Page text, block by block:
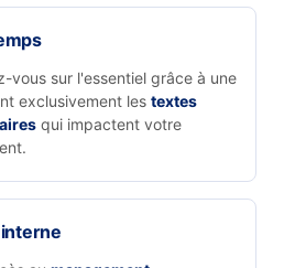
vous sur l'essentiel grâce à une
exclusivement les textes
qui impactent votre